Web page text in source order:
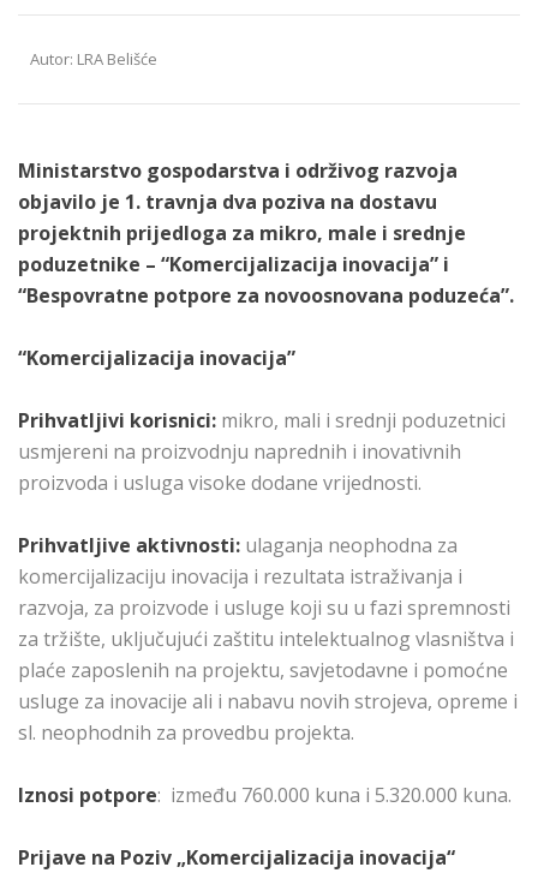
Autor: LRA Belišće
Ministarstvo gospodarstva i održivog razvoja
objavilo je 1. travnja dva poziva na dostavu
projektnih prijedloga za mikro, male i srednje
poduzetnike – “Komercijalizacija inovacija” i
“Bespovratne potpore za novoosnovana poduzeća”.
“Komercijalizacija inovacija”
Prihvatljivi korisnici: mikro, mali i srednji poduzetnici
usmjereni na proizvodnju naprednih i inovativnih
proizvoda i usluga visoke dodane vrijednosti.
Prihvatljive aktivnosti: ulaganja neophodna za
komercijalizaciju inovacija i rezultata istraživanja i
razvoja, za proizvode i usluge koji su u fazi spremnosti
za tržište, uključujući zaštitu intelektualnog vlasništva i
plaće zaposlenih na projektu, savjetodavne i pomoćne
usluge za inovacije ali i nabavu novih strojeva, opreme i
sl. neophodnih za provedbu projekta.
Iznosi potpore: između 760.000 kuna i 5.320.000 kuna.
Prijave na Poziv „Komercijalizacija inovacija“